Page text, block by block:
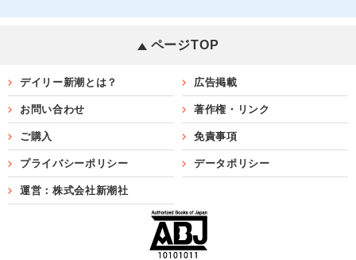
ページTOP
デイリー新潮とは？ 広告掲載
お問い合わせ 著作権・リンク
ご購入 免責事項
プライバシーポリシー データポリシー
運営：株式会社新潮社